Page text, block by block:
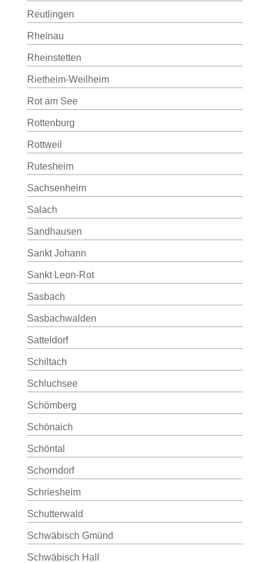
Reutlingen
Rheinau
Rheinstetten
Rietheim-Weilheim
Rot am See
Rottenburg
Rottweil
Rutesheim
Sachsenheim
Salach
Sandhausen
Sankt Johann
Sankt Leon-Rot
Sasbach
Sasbachwalden
Satteldorf
Schiltach
Schluchsee
Schömberg
Schönaich
Schöntal
Schorndorf
Schriesheim
Schutterwald
Schwäbisch Gmünd
Schwäbisch Hall